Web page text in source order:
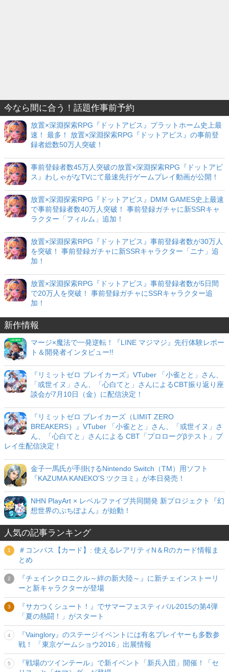
今なら間に合う！話題作事前予約
放置×深淵探索RPG『ドットアビス』プラットホーム史上最
速！ 最多！ 放置×深淵探索RPG『ドットアビス』の事前登
録者総数50万人突破！
事前登録者数45万人突破の放置×深淵探索RPG『ドットアビ
ス』わしゃがなTVにて最速先行ゲームプレイ動画が公開！
放置×深淵探索RPG『ドットアビス』DMM GAMES史上最速
で事前登録者数40万人突破！ 事前登録ガチャに新SSRキャ
ラクター「フィルム」追加！
放置×深淵探索RPG『ドットアビス』事前登録者数が30万人
を突破！ 事前登録ガチャに新SSRキャラクター「ニナ」追
加！
放置×深淵探索RPG『ドットアビス』事前登録者数が5日間
で20万人を突破！ 事前登録ガチャにSSRキャラクター追
加！
新作情報
マージ×魔法で一発逆転！『LINE マジマジ』先行体験レポー
ト＆開発者インタビュー!!
『リミットゼロ ブレイカーズ』VTuber 「小雀とと」さん、
「或世イヌ」さん、「心白てと」さんによるCBT振り返り座
談会が7月10日（金）に配信決定！
『リミットゼロ ブレイカーズ（LIMIT ZERO
BREAKERS）』VTuber 「小雀とと」さん、「或世イヌ」さ
ん、「心白てと」さんによる CBT「プロローグβテスト」プ
レイ生配信決定！
金子一馬氏が手掛けるNintendo Switch（TM）用ソフト
『KAZUMA KANEKO'S ツクヨミ』が本日発売！
NHN PlayArt × レベルファイブ共同開発 新プロジェクト『幻
想世界のぷちぽよん』が始動！
人気の記事ランキング
＃コンパス【カード】: 使えるレアリティN＆Rのカード情報ま
とめ
『チェインクロニクル～絆の新大陸～』に新チェインストーリ
ーと新キャラクターが登場
『サカつくシュート！』でサマーフェスティバル2015の第4弾
「夏の熱闘！」がスタート
『Vainglory』のステージイベントには有名プレイヤーも多数参
戦！ 「東京ゲームショウ2016」出展情報
『戦場のツインテール』で新イベント「新兵入団」開催！「セ